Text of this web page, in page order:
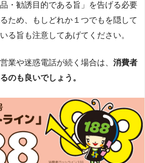
・勧誘目的である旨」を告げる必要
ため、もしどれか１つでもを隠して
る旨も注意してあげてください。
業や迷惑電話が続く場合は、 消費者
のも良いでしょう。